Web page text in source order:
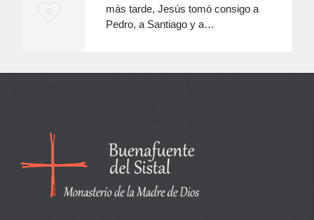
M
n
a
0
más tarde, Jesús tomó consigo a
Pedro, a Santiago y a…